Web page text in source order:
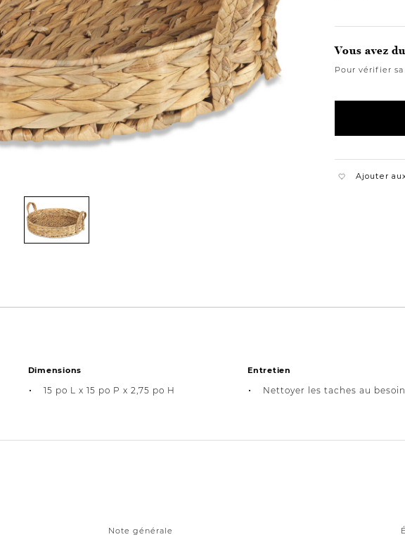
Vous avez
Pour vérifier
Ajouter
Dimensions
15 po L x 15 po P x 2,75 po H
Entretien
Nettoyer les taches au